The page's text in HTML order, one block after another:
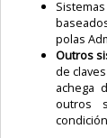
polas
Outros
de
achega
outros